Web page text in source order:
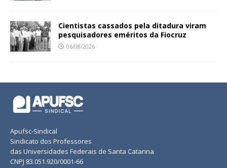
Cientistas cassados pela ditadura viram
pesquisadores eméritos da Fiocruz
06/08/2026
Apufsc-Sindical
Sindicato dos Professores
das Universidades Federais de Santa Catarina
CNPJ 83.051.920/0001-66